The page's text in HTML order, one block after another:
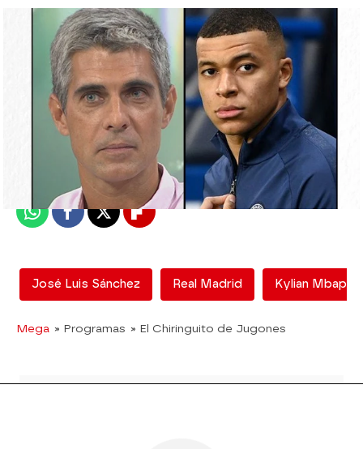
El Chiringuito
Madrid
Publicado: 19 de agosto de 2021, 02:23
WhatsappFacebook
X Flipboard
José Luis Sánchez Real Madrid Kylian Mbappé
Mega » Programas » El Chiringuito de Jugones